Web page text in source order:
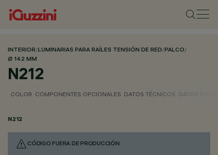
INTERIOR/LUMINARIAS PARA RAÍLES TENSIÓN DE RED/PALCO/
Ø 142 MM
N212
COLOR COMPONENTES OPCIONALES DATOS TÉCNICOS DATOS
N212
CÓDIGO FUERA DE PRODUCCIÓN